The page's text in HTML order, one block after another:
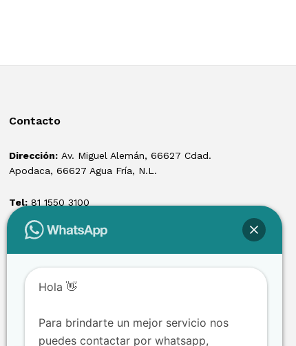
Contacto
Dirección: Av. Miguel Alemán, 66627 Cdad.
Apodaca, 66627 Agua Fría, N.L.
Tel: 81 1550 3100
ventas@losmontacargas.mx
Hola 👋
Para brindarte un mejor servicio nos
puedes contactar por whatsapp,